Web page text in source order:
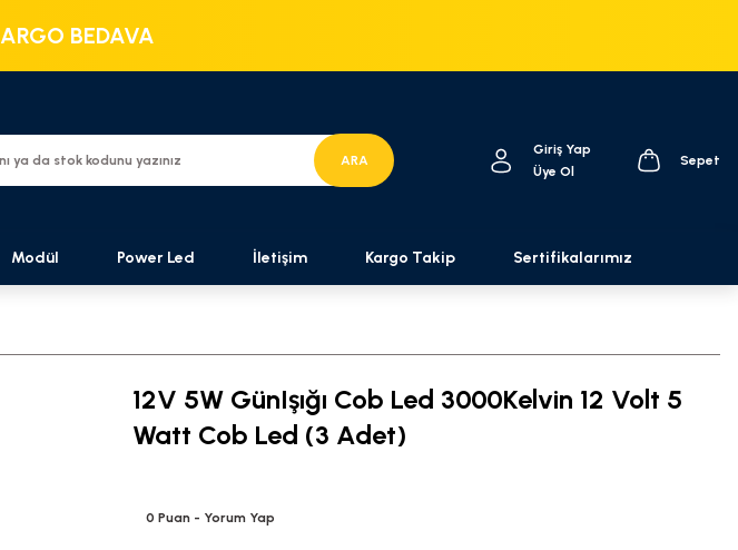
BEDAVA
ARA
Giriş Yap
Üye Ol
Sepet
Modül Power Led İletişim Kargo Takip Sertifikalarımız
12V 5W GünIşığı Cob Led 3000Kelvin 12 Volt 5
Watt Cob Led (3 Adet)
0 Puan - Yorum Yap